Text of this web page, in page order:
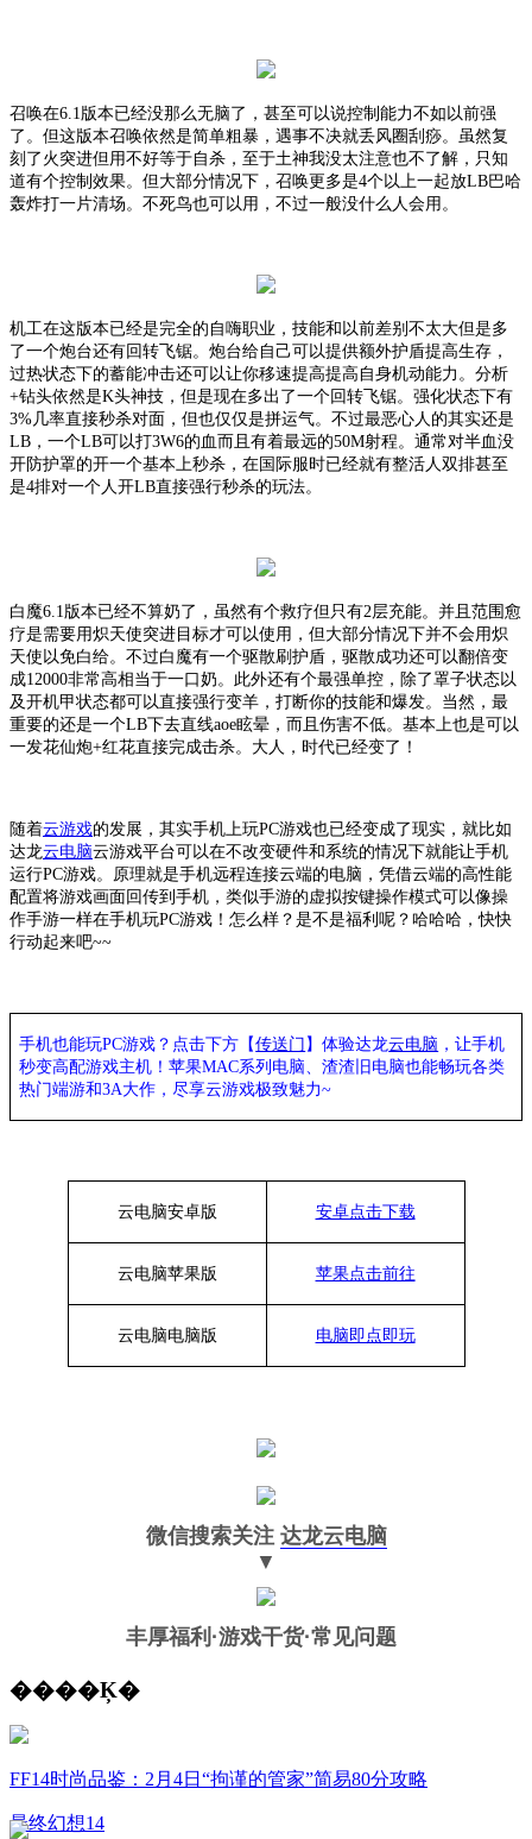
召唤在6.1版本已经没那么无脑了，甚至可以说控制能力不如以前强
了。但这版本召唤依然是简单粗暴，遇事不决就丢风圈刮痧。虽然复
刻了火突进但用不好等于自杀，至于土神我没太注意也不了解，只知
道有个控制效果。但大部分情况下，召唤更多是4个以上一起放LB巴哈
轰炸打一片清场。不死鸟也可以用，不过一般没什么人会用。
机工在这版本已经是完全的自嗨职业，技能和以前差别不太大但是多
了一个炮台还有回转飞锯。炮台给自己可以提供额外护盾提高生存，
过热状态下的蓄能冲击还可以让你移速提高提高自身机动能力。分析
+钻头依然是K头神技，但是现在多出了一个回转飞锯。强化状态下有
3%几率直接秒杀对面，但也仅仅是拼运气。不过最恶心人的其实还是
LB，一个LB可以打3W6的血而且有着最远的50M射程。通常对半血没
开防护罩的开一个基本上秒杀，在国际服时已经就有整活人双排甚至
是4排对一个人开LB直接强行秒杀的玩法。
白魔6.1版本已经不算奶了，虽然有个救疗但只有2层充能。并且范围愈
疗是需要用炽天使突进目标才可以使用，但大部分情况下并不会用炽
天使以免白给。不过白魔有一个驱散刷护盾，驱散成功还可以翻倍变
成12000非常高相当于一口奶。此外还有个最强单控，除了罩子状态以
及开机甲状态都可以直接强行变羊，打断你的技能和爆发。当然，最
重要的还是一个LB下去直线aoe眩晕，而且伤害不低。基本上也是可以
一发花仙炮+红花直接完成击杀。大人，时代已经变了！
随着云游戏的发展，其实手机上玩PC游戏也已经变成了现实，就比如
达龙云电脑云游戏平台可以在不改变硬件和系统的情况下就能让手机
运行PC游戏。原理就是手机远程连接云端的电脑，凭借云端的高性能
配置将游戏画面回传到手机，类似手游的虚拟按键操作模式可以像操
作手游一样在手机玩PC游戏！怎么样？是不是福利呢？哈哈哈，快快
行动起来吧~~
手机也能玩PC游戏？点击下方【传送门 】体验达龙云电脑 ，让手机
秒变高配游戏主机 ！苹果MAC系列电脑、渣渣旧电脑也能畅玩各类
热门端游和3A大作， 尽享云游戏极致魅力~
云电脑安卓版 安卓点击下载
云电脑苹果版 苹果点击前往
云电脑电脑版 电脑即点即玩
微信搜索关注 达龙云电脑
▼
丰厚福利 ·游戏干货·常见问题
����Ķ�
FF14时尚品鉴：2月4日“拘谨的管家”简易80分攻略
最终幻想14